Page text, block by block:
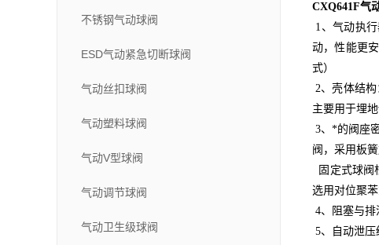
不锈钢气动球阀
ESD气动紧急切断球阀
气动丝扣球阀
气动塑料球阀
气动V型球阀
气动调节球阀
气动卫生级球阀
CXQ641F气
1、气动执
动，性能更
式）
2、壳体结
主要用于埋地
3、*的阀座
阀，采用板
固定式球阀
选用对位聚苯
4、阻塞与
5、自动泄压